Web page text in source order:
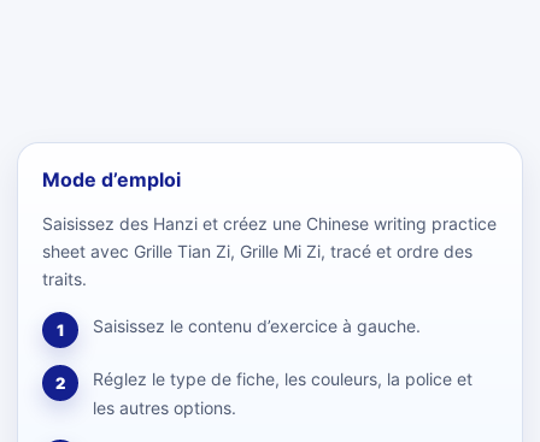
Mode d’emploi
Saisissez des Hanzi et créez une Chinese writing practice
sheet avec Grille Tian Zi, Grille Mi Zi, tracé et ordre des
traits.
1 Saisissez le contenu d’exercice à gauche.
2
Réglez le type de fiche, les couleurs, la police et
les autres options.